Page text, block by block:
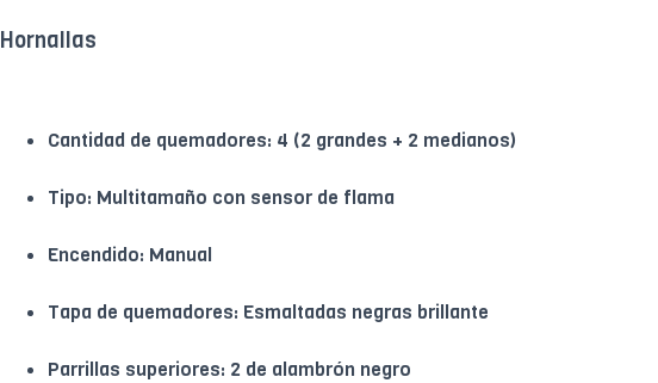
Hornallas
Cantidad de quemadores: 4 (2 grandes + 2 medianos)
Tipo: Multitamaño con sensor de flama
Encendido: Manual
Tapa de quemadores: Esmaltadas negras brillante
Parrillas superiores: 2 de alambrón negro